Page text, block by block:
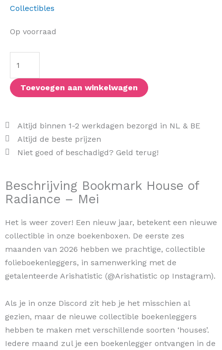
Collectibles
Op voorraad
Bookmark
Radiance
-
Mei
Toevoegen aan winkelwagen
Altijd binnen 1-2 werkdagen bezorgd in NL & BE
Altijd de beste prijzen
Niet goed of beschadigd? Geld terug!
Beschrijving Bookmark House of
Radiance – Mei
Het is weer zover! Een nieuw jaar, betekent een nieuwe
collectible in onze boekenboxen. De eerste zes
maanden van 2026 hebben we prachtige, collectible
folieboekenleggers, in samenwerking met de
getalenteerde Arishatistic (@Arishatistic op Instagram).
Als je in onze Discord zit heb je het misschien al
gezien, maar de nieuwe collectible boekenleggers
hebben te maken met verschillende soorten ‘houses’.
Iedere maand zul je een boekenlegger ontvangen in de